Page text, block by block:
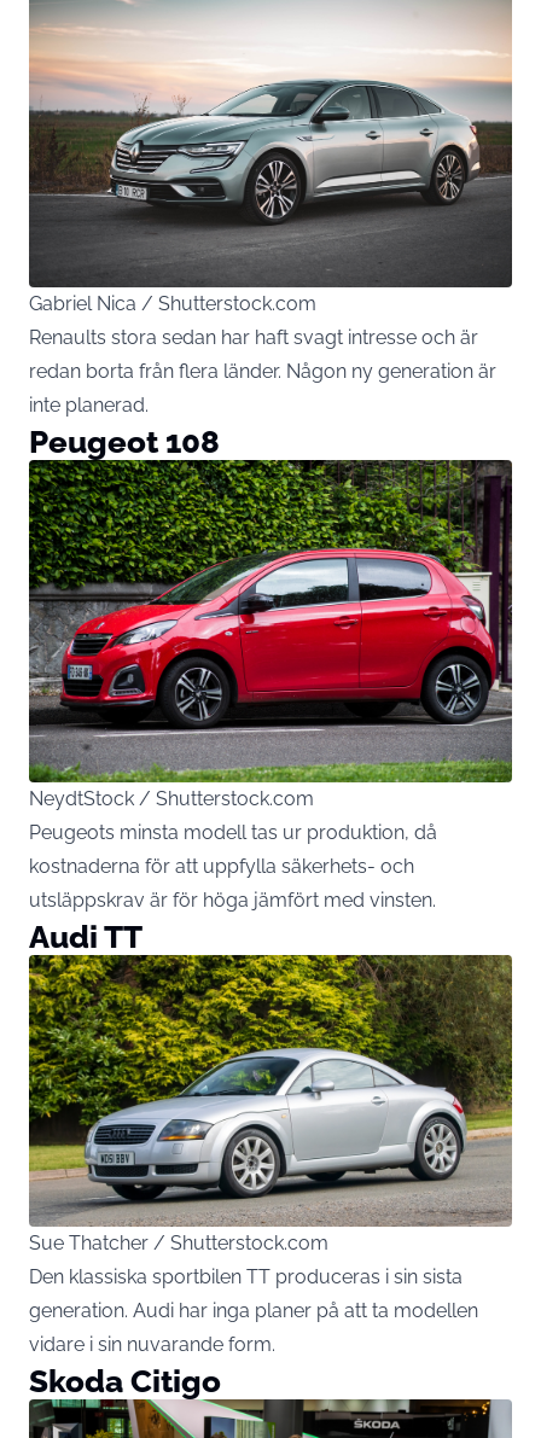
Gabriel Nica / Shutterstock.com
Renaults stora sedan har haft svagt intresse och är
redan borta från flera länder. Någon ny generation är
inte planerad.
Peugeot 108
NeydtStock / Shutterstock.com
Peugeots minsta modell tas ur produktion, då
kostnaderna för att uppfylla säkerhets- och
utsläppskrav är för höga jämfört med vinsten.
Audi TT
Sue Thatcher / Shutterstock.com
Den klassiska sportbilen TT produceras i sin sista
generation. Audi har inga planer på att ta modellen
vidare i sin nuvarande form.
Skoda Citigo